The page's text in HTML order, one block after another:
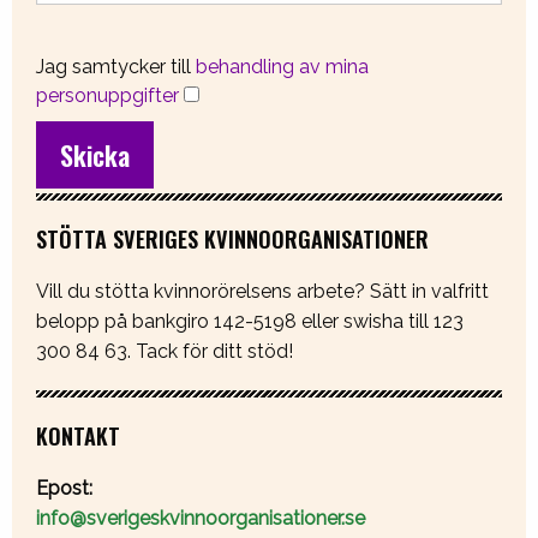
Jag samtycker till behandling av mina
personuppgifter
STÖTTA SVERIGES KVINNOORGANISATIONER
Vill du stötta kvinnorörelsens arbete? Sätt in valfritt
belopp på bankgiro 142-5198 eller swisha till 123
300 84 63. Tack för ditt stöd!
KONTAKT
Epost:
info@sverigeskvinnoorganisationer.se